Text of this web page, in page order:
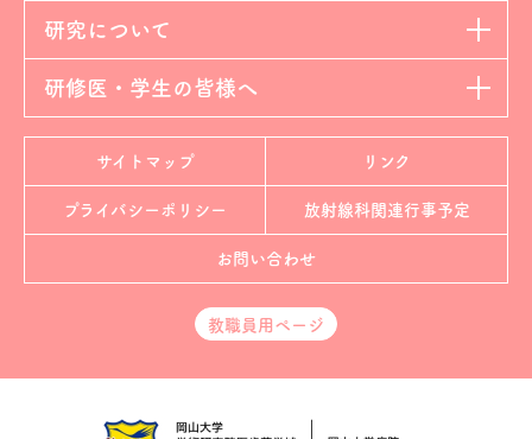
研究について
研修医・学生の皆様へ
サイトマップ リンク
プライバシーポリシー 放射線科関連行事予定
お問い合わせ
教職員用ページ